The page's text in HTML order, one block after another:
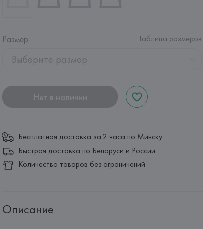
Размер: Таблица размеров
Выберите размер
Нет в наличии
Бесплатная доставка за 2 часа по Минску
Быстрая доставка по Беларуси и России
Количество товаров без ограничений
Описание